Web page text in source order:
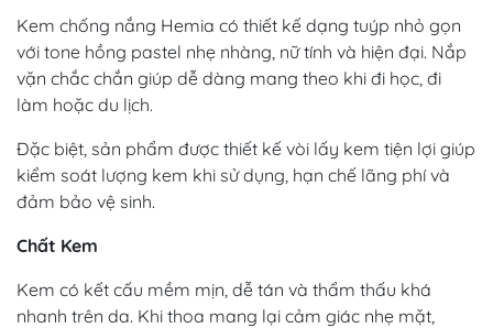
Kem chống nắng Hemia có thiết kế dạng tuýp nhỏ gọn
với tone hồng pastel nhẹ nhàng, nữ tính và hiện đại. Nắp
vặn chắc chắn giúp dễ dàng mang theo khi đi học, đi
làm hoặc du lịch.
Đặc biệt, sản phẩm được thiết kế vòi lấy kem tiện lợi giúp
kiểm soát lượng kem khi sử dụng, hạn chế lãng phí và
đảm bảo vệ sinh.
Chất Kem
Kem có kết cấu mềm mịn, dễ tán và thẩm thấu khá
nhanh trên da. Khi thoa mang lại cảm giác nhẹ mặt,